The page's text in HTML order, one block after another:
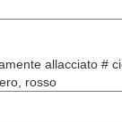
allacciato #
rosso